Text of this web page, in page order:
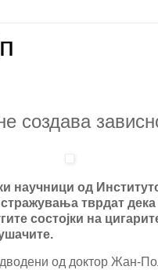
создава
научници од
тврдат дека
состојки на
од доктор Жан-